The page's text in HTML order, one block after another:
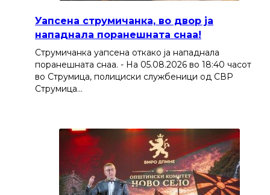
Уапсена струмичанка, во двор ја
нападнала поранешната снаа!
Струмичанка уапсена откако ја нападнала
поранешната снаа. - На 05.08.2026 во 18:40 часот
во Струмица, полициски службеници од СВР
Струмица…